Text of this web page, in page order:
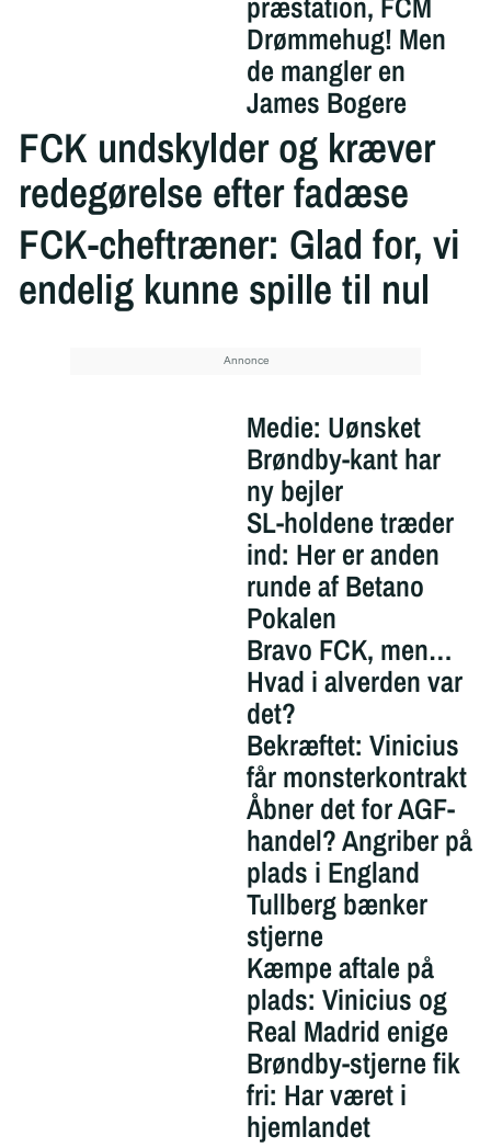
Drømmehug! Men
de mangler en
James Bogere
FCK undskylder og kræver
redegørelse efter fadæse
FCK-cheftræner: Glad for, vi
endelig kunne spille til nul
Medie: Uønsket
Brøndby-kant har
ny bejler
SL-holdene træder
ind: Her er anden
runde af Betano
Pokalen
Bravo FCK, men…
Hvad i alverden var
det?
Bekræftet: Vinicius
får monsterkontrakt
Åbner det for AGF-
handel? Angriber på
plads i England
Tullberg bænker
stjerne
Kæmpe aftale på
plads: Vinicius og
Real Madrid enige
Brøndby-stjerne fik
fri: Har været i
hjemlandet